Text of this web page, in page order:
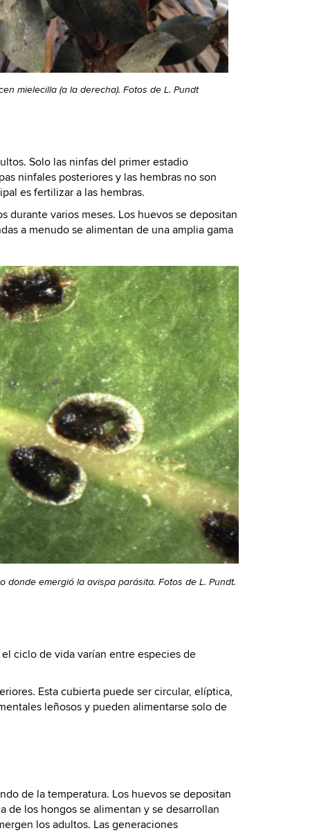
mielecilla (a la derecha). Fotos de L. Pundt
Solo las ninfas del primer estadio
ninfales posteriores y las hembras no son
es fertilizar a las hembras.
durante varios meses. Los huevos se depositan
a menudo se alimentan de una amplia gama
donde emergió la avispa parásita. Fotos de L. Pundt.
ciclo de vida varían entre especies de
Esta cubierta puede ser circular, elíptica,
leñosos y pueden alimentarse solo de
de la temperatura. Los huevos se depositan
de los hongos se alimentan y se desarrollan
los adultos. Las generaciones